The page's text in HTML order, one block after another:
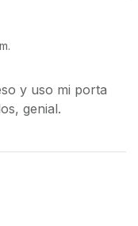
y uso mi porta
genial.